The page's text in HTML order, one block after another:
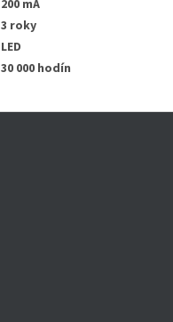
200 mA
3 roky
LED
30 000 hodín